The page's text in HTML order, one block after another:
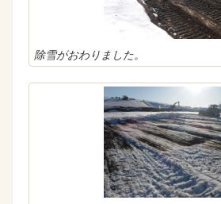
除雪がおわりました。